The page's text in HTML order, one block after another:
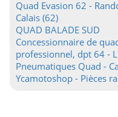
Quad Evasion 62 -
Calais (62)
QUAD BALADE SUD
Concessionnaire de
professionnel, dpt 64 -
Pneumatiques Quad -
Ycamotoshop - Pièces